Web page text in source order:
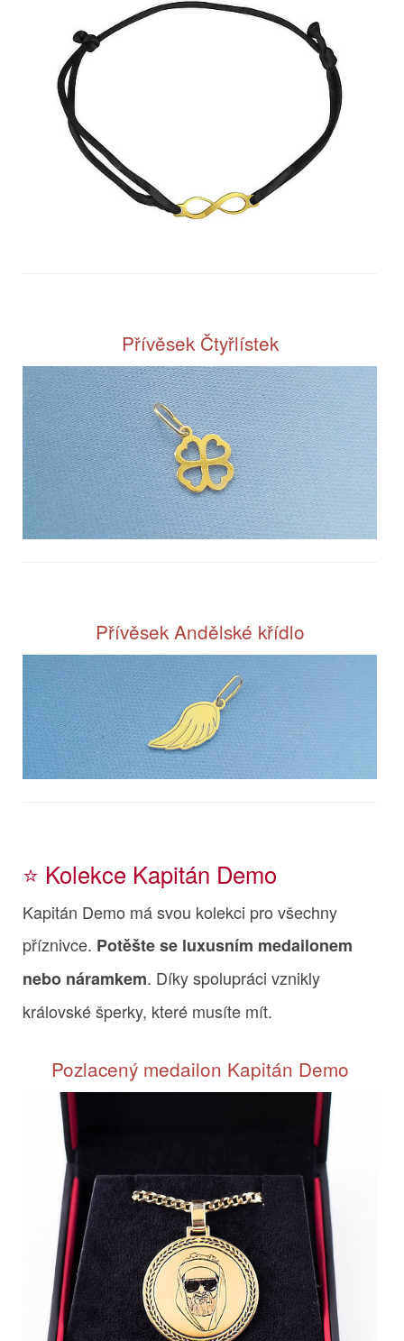
Přívěsek Čtyřlístek
Přívěsek Andělské křídlo
⭐️ Kolekce Kapitán Demo
Kapitán Demo má svou kolekci pro všechny
příznivce. Potěšte se luxusním medailonem
nebo náramkem. Díky spolupráci vznikly
královské šperky, které musíte mít.
Pozlacený medailon Kapitán Demo